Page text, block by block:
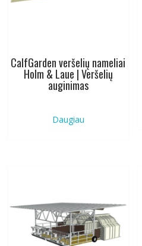
CalfGarden veršelių nameliai
Holm & Laue | Veršelių
auginimas
Daugiau